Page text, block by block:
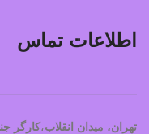
اطلاعات تماس
تهران، ميدان انقلاب،کارگر